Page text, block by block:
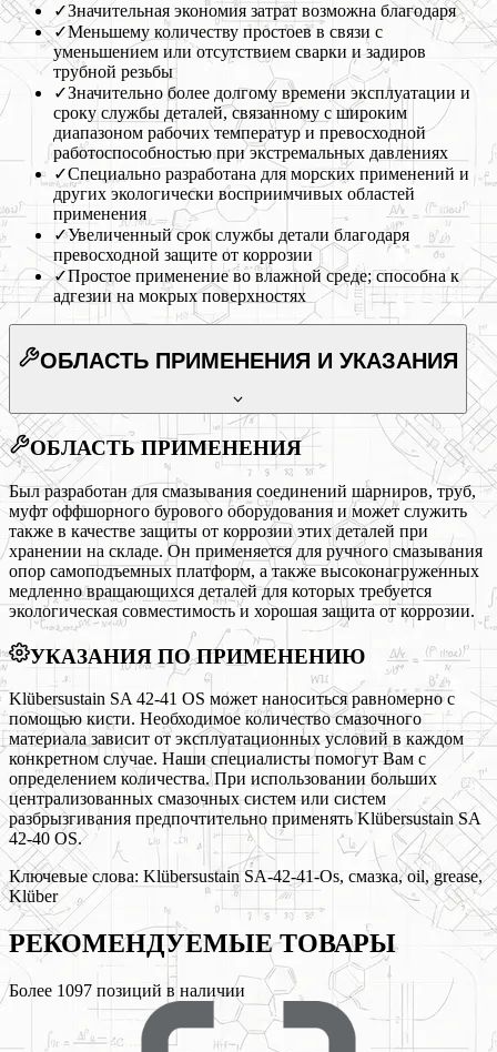
✓Значительная экономия затрат возможна благодаря
✓Меньшему количеству простоев в связи с
уменьшением или отсутствием сварки и задиров
трубной резьбы
✓Значительно более долгому времени эксплуатации и
сроку службы деталей, связанному с широким
диапазоном рабочих температур и превосходной
работоспособностью при экстремальных давлениях
✓Специально разработана для морских применений и
других экологически восприимчивых областей
применения
✓Увеличенный срок службы детали благодаря
превосходной защите от коррозии
✓Простое применение во влажной среде; способна к
адгезии на мокрых поверхностях
ОБЛАСТЬ ПРИМЕНЕНИЯ И УКАЗАНИЯ
ОБЛАСТЬ ПРИМЕНЕНИЯ
Был разработан для смазывания соединений шарниров, труб,
муфт оффшорного бурового оборудования и может служить
также в качестве защиты от коррозии этих деталей при
хранении на складе. Он применяется для ручного смазывания
опор самоподъемных платформ, а также высоконагруженных
медленно вращающихся деталей для которых требуется
экологическая совместимость и хорошая защита от коррозии.
УКАЗАНИЯ ПО ПРИМЕНЕНИЮ
Klübersustain SA 42-41 OS может наноситься равномерно с
помощью кисти. Необходимое количество смазочного
материала зависит от эксплуатационных условий в каждом
конкретном случае. Наши специалисты помогут Вам с
определением количества. При использовании больших
централизованных смазочных систем или систем
разбрызгивания предпочтительно применять Klübersustain SA
42-40 OS.
Ключевые слова: Klübersustain SA-42-41-Os, смазка, oil, grease,
Klüber
РЕКОМЕНДУЕМЫЕТОВАРЫ
Более 1097 позиций в наличии